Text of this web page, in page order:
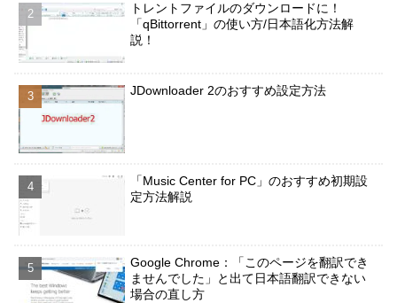
トレントファイルのダウンロードに！
「qBittorrent」の使い方/日本語化方法解
説！
JDownloader 2のおすすめ設定方法
「Music Center for PC」のおすすめ初期設
定方法解説
Google Chrome：「このページを翻訳でき
ませんでした」と出て日本語翻訳できない
場合の直し方